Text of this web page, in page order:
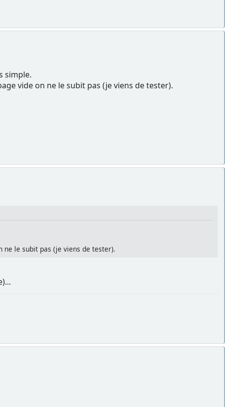
simple.
vide on ne le subit pas (je viens de tester).
ne le subit pas (je viens de tester).